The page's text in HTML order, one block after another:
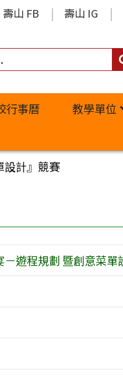
壽山 FB 壽山 IG
行事曆 教學單位
設計』競賽
－遊程規劃 暨創意菜單